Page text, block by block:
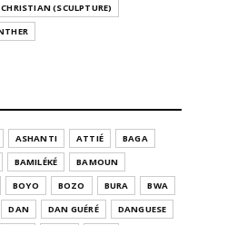
CHRISTIAN (SCULPTURE)
ASHANTI ATTIÉ
BAGA
BAMILÉKÉ
BAMOUN
BOYO BOZO BURA
BWA
DAN DAN GUÉRÉ
DANGUESE